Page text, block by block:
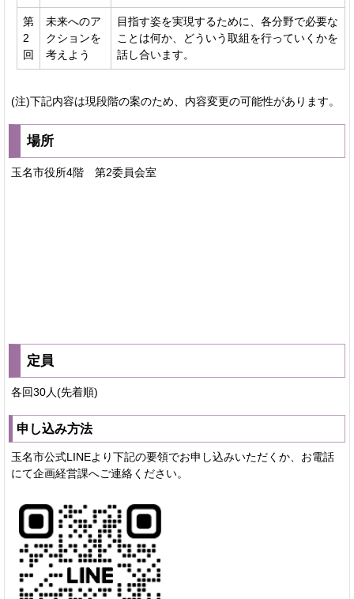
第
2
回
未来へのア
クションを
考えよう
目指す姿を実現するために、各分野で必要な
ことは何か、どういう取組を行っていくかを
話し合います。
(注)下記内容は現段階の案のため、内容変更の可能性があります。
場所
玉名市役所4階 第2委員会室
定員
各回30人(先着順)
申し込み方法
玉名市公式LINEより下記の要領でお申し込みいただくか、お電話
にて企画経営課へご連絡ください。